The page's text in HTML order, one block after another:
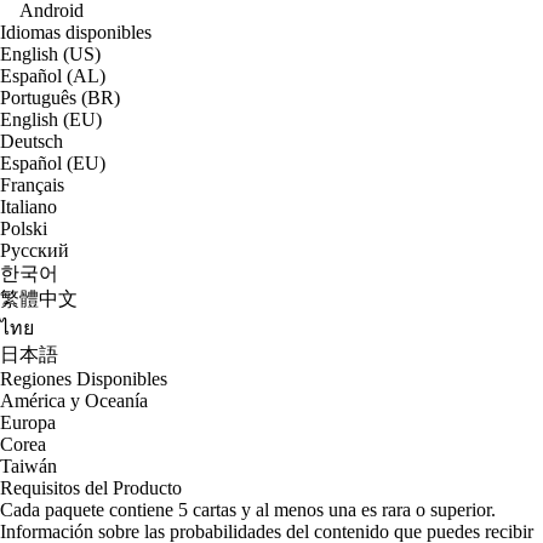
Android
Idiomas disponibles
English (US)
Español (AL)
Português (BR)
English (EU)
Deutsch
Español (EU)
Français
Italiano
Polski
Русский
한국어
繁體中文
ไทย
日本語
Regiones Disponibles
América y Oceanía
Europa
Corea
Taiwán
Requisitos del Producto
Cada paquete contiene 5 cartas y al menos una es rara o superior.
Información sobre las probabilidades del contenido que puedes recibir